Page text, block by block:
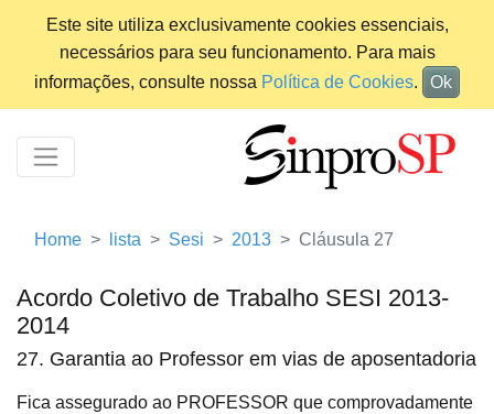
Este site utiliza exclusivamente cookies essenciais,
necessários para seu funcionamento. Para mais
informações, consulte nossa Política de Cookies. Ok
Home lista Sesi 2013 Cláusula 27
Acordo Coletivo de Trabalho SESI 2013-
2014
27. Garantia ao Professor em vias de aposentadoria
Fica assegurado ao PROFESSOR que comprovadamente